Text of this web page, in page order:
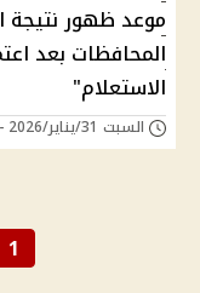
الاستعلام"
السبت 31/يناير/2026 - 01:01 م
1